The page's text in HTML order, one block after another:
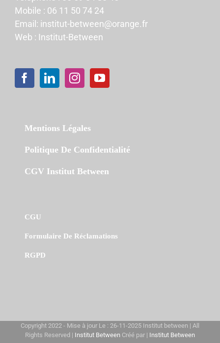
Mobile : 06 11 50 74 24
Email: institut-between@orange.fr
Web : Institut-Between
Mentions Légales
Politique De Confidentialité
CGV Institut Between
CGU
Formulaire De Réclamations
RGPD
Copyright 2022 - Mise à jour Le : 26-11-2025 Institut between | All
Rights Reserved | Institut Between Créé par | Institut Between